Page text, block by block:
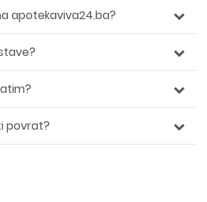
apotekaviva24.ba?
povrat?